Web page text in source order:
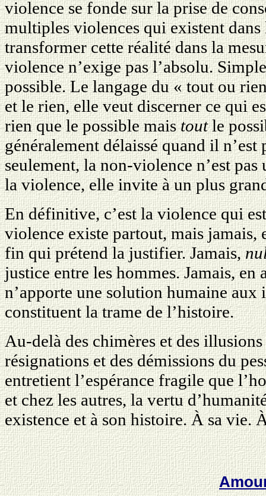
violence se fonde sur la prise de
multiples violences qui existent
transformer cette réalité dans la
violence n’exige pas l’absolu.
possible. Le langage du « tout ou
et le rien, elle veut discerner ce qui
rien que le possible maistoutle
généralement délaissé quand il
seulement, la non-violence n’est
la violence, elle invite à un plus
En définitive, c’est la violence qui
violence existe partout, mais jamais,
fin qui prétend la justifier. Jamais,
justice entre les hommes. Jamais,
n’apporte une solution humaine
constituent la trame de l’histoire.
Au-delà des chimères et des
résignations et des démissions du
entretient l’espérance fragile que
et chez les autres, la vertu
existence et à son histoire. À sa vie.